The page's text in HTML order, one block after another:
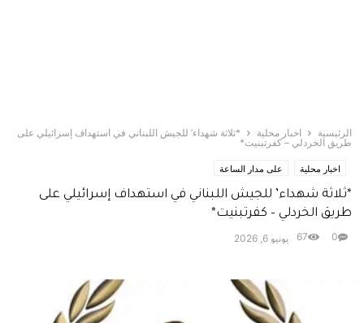
الرئيسية اخبار محلية
*ثلاثة شهداء’ للجيش اللبناني في استهداف إسرائيلي على
طريق الخردلي – كفرتبنيت*
اخبار محلية على مدار الساعة
*ثلاثة شهداء’ للجيش اللبناني في استهداف إسرائيلي على
طريق الخردلي – كفرتبنيت*
يونيو 6, 2026 0
67